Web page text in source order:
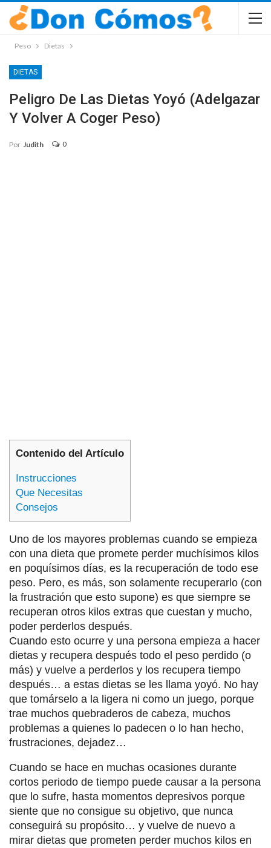
Peso Dietas
DIETAS
Peligro De Las Dietas Yoyó (adelgazar
Y Volver A Coger Peso)
Por Judith 0
Contenido del Artículo
Instrucciones
Que Necesitas
Consejos
Uno de los mayores problemas cuando se empieza
con una dieta que promete perder muchísimos kilos
en poquísimos días, es la recuperación de todo ese
peso. Pero, es más, son solamente recuperarlo (con
la frustración que esto supone) es que siempre se
recuperan otros kilos extras que cuestan y mucho,
poder perderlos después.
Cuando esto ocurre y una persona empieza a hacer
dietas y recupera después todo el peso perdido (o
más) y vuelve a perderlos y los recupera tiempo
después… a estas dietas se les llama yoyó. No hay
que tomárselo a la ligera ni como un juego, porque
trae muchos quebraderos de cabeza, muchos
problemas a quienes lo padecen o lo han hecho,
frustraciones, dejadez…
Cuando se hace en muchas ocasiones durante
cortos periodo de tiempo puede causar a la persona
que lo sufre, hasta momentos depresivos porque
siente que no consigue su objetivo, que nunca
conseguirá su propósito… y vuelve de nuevo a
mirar dietas que prometen perder muchos kilos en